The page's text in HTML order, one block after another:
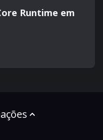
Runtime em